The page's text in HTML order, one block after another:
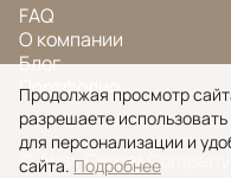
FAQ
О компании
Блог
Портфолио
© Ansy Carpet Company
Продолжая просмотр
разрешаете
для персонализации и
сайта. Подробнее